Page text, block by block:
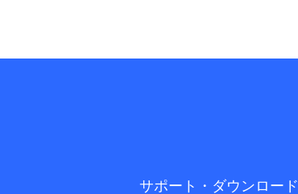
サポート・ダウンロード